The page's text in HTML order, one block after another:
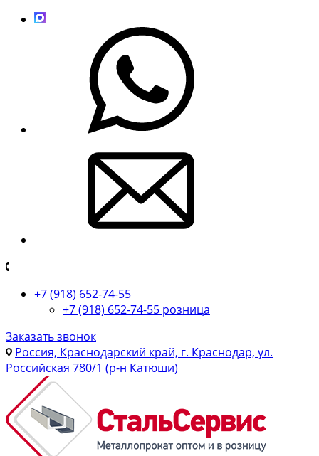
+7 (918) 652-74-55
+7 (918) 652-74-55 розница
Заказать звонок
Россия, Краснодарский край, г. Краснодар, ул.
Российская 780/1 (р-н Катюши)